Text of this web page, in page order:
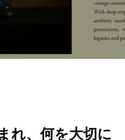
れ、何を大切に